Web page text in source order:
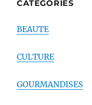
CATEGORIES
BEAUTE
CULTURE
GOURMANDISES